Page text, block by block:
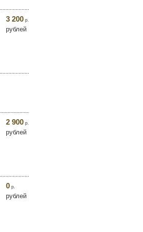
3 200 р.
рублей
2 900 р.
рублей
0 р.
рублей